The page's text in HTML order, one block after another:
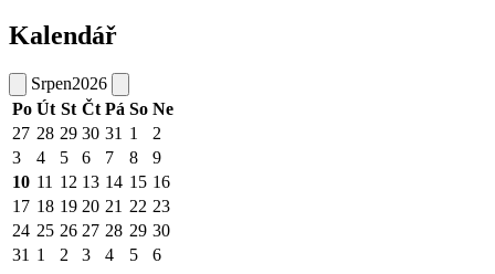
Kalendář
Srpen2026
Po Út St Čt Pá So Ne
27 28 29 30 31 1
2
3
4 5 6 7 8
9
10 11 12 13 14 15 16
17 18 19 20 21 22 23
24 25 26 27 28 29 30
31 1 2 3 4 5 6